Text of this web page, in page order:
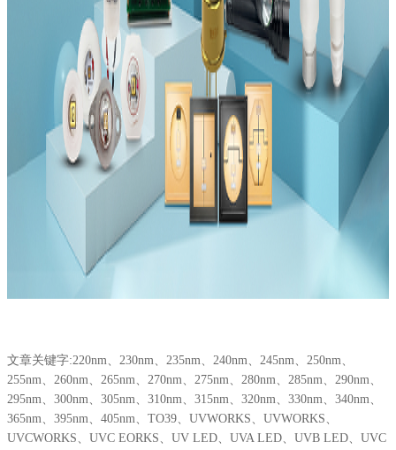
文章关键字:220nm、230nm、235nm、240nm、245nm、250nm、
255nm、260nm、265nm、270nm、275nm、280nm、285nm、290nm、
295nm、300nm、305nm、310nm、315nm、320nm、330nm、340nm、
365nm、395nm、405nm、TO39、UVWORKS、UVWORKS、
UVCWORKS、UVC EORKS、UV LED、UVA LED、UVB LED、UVC